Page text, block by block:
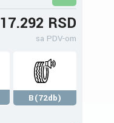
17.292 RSD
sa PDV-om
B(72db)